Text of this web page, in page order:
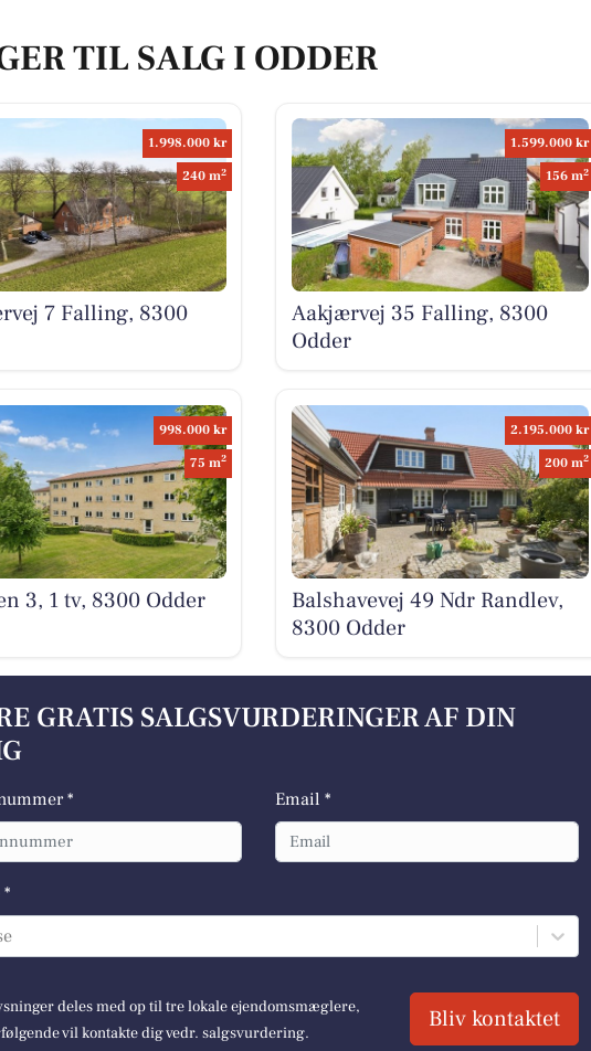
TIL SALG I ODDER
1.998.000 kr
240 m2
7 Falling, 8300
1.599.000 kr
156 m2
Aakjærvej 35 Falling, 8300
Odder
998.000 kr
75 m2
3, 1 tv, 8300 Odder
2.195.000 kr
200 m2
Balshavevej 49 Ndr Randlev,
8300 Odder
GRATIS SALGSVURDERINGER AF DIN
* Email *
*
deles med op til tre lokale ejendomsmæglere,
vil kontakte dig vedr. salgsvurdering.
Bliv kontaktet